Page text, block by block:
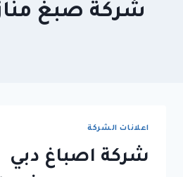
شركة صبغ
اعلانات الشركة
شركة اصباغ دبي